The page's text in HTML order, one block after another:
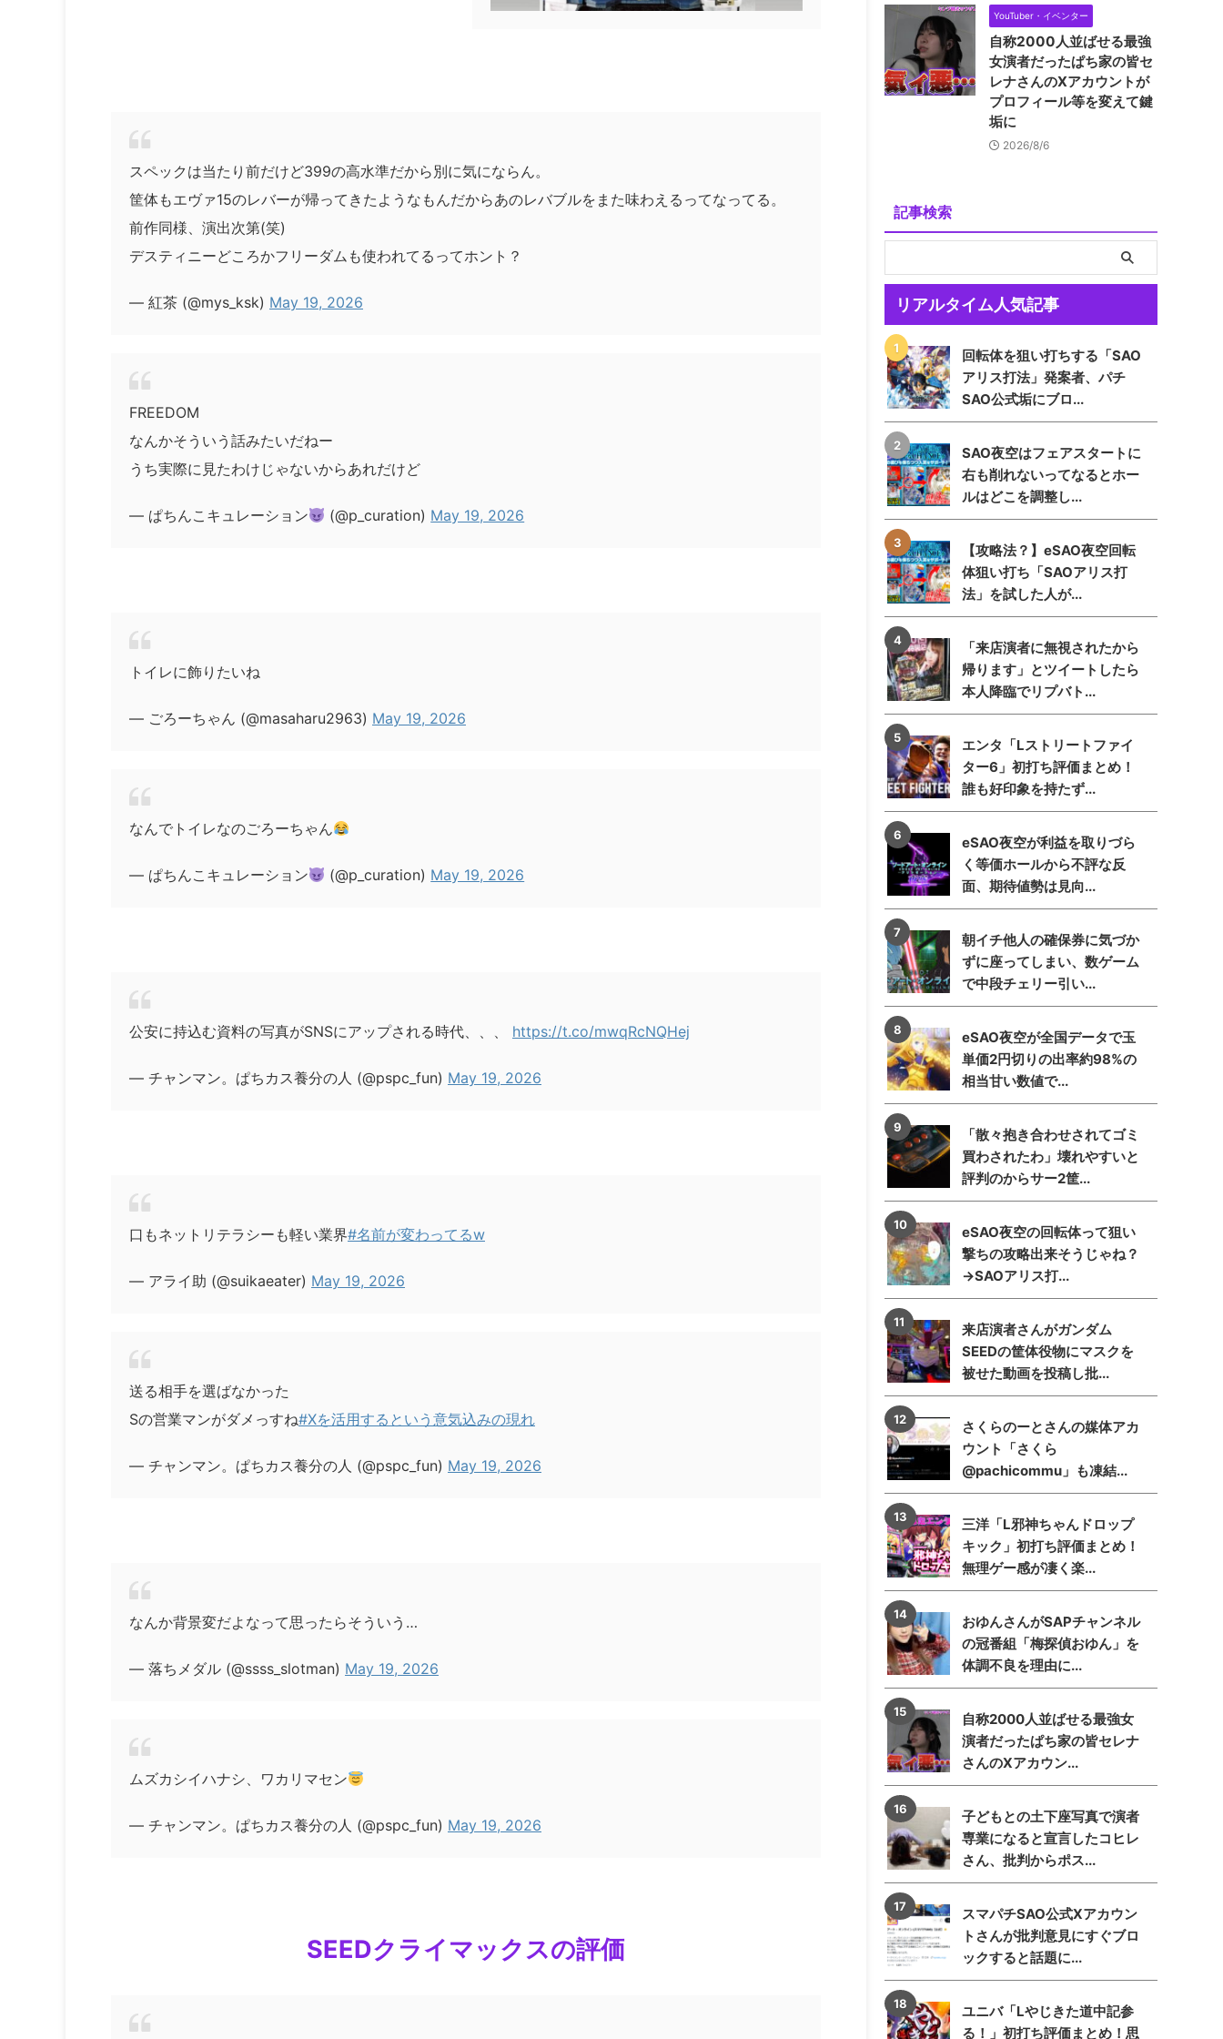
スペックは当たり前だけど399の高水準だから別に気にならん。
筐体もエヴァ15のレバーが帰ってきたようなもんだからあのレバブルをまた味わえるってなってる。
前作同様、演出次第(笑)
デスティニーどころかフリーダムも使われてるってホント？
— 紅茶 (@mys_ksk) May 19, 2026
FREEDOM
なんかそういう話みたいだねー
うち実際に見たわけじゃないからあれだけど
— ぱちんこキュレーション (@p_curation) May 19, 2026
トイレに飾りたいね
— ごろーちゃん (@masaharu2963) May 19, 2026
なんでトイレなのごろーちゃん
— ぱちんこキュレーション (@p_curation) May 19, 2026
公安に持込む資料の写真がSNSにアップされる時代、、、 https://t.co/mwqRcNQHej
— チャンマン。ぱちカス養分の人 (@pspc_fun) May 19, 2026
口もネットリテラシーも軽い業界#名前が変わってるw
— アライ助 (@suikaeater) May 19, 2026
送る相手を選ばなかった
Sの営業マンがダメっすね#Xを活用するという意気込みの現れ
— チャンマン。ぱちカス養分の人 (@pspc_fun) May 19, 2026
なんか背景変だよなって思ったらそういう…
— 落ちメダル (@ssss_slotman) May 19, 2026
ムズカシイハナシ、ワカリマセン
— チャンマン。ぱちカス養分の人 (@pspc_fun) May 19, 2026
SEEDクライマックスの評価
YouTuber・イベンター
自称2000人並ばせる最強
女演者だったぱち家の皆セ
レナさんのXアカウントが
プロフィール等を変えて鍵
垢に
2026/8/6
記事検索
リアルタイム人気記事
回転体を狙い打ちする「SAO
アリス打法」発案者、パチ
SAO公式垢にブロ...
SAO夜空はフェアスタートに
右も削れないってなるとホー
ルはどこを調整し...
【攻略法？】eSAO夜空回転
体狙い打ち「SAOアリス打
法」を試した人が...
「来店演者に無視されたから
帰ります」とツイートしたら
本人降臨でリプバト...
エンタ「Lストリートファイ
ター6」初打ち評価まとめ！
誰も好印象を持たず...
eSAO夜空が利益を取りづら
く等価ホールから不評な反
面、期待値勢は見向...
朝イチ他人の確保券に気づか
ずに座ってしまい、数ゲーム
で中段チェリー引い...
eSAO夜空が全国データで玉
単価2円切りの出率約98%の
相当甘い数値で...
「散々抱き合わせされてゴミ
買わされたわ」壊れやすいと
評判のからサー2筐...
eSAO夜空の回転体って狙い
撃ちの攻略出来そうじゃね？
→SAOアリス打...
来店演者さんがガンダム
SEEDの筐体役物にマスクを
被せた動画を投稿し批...
さくらのーとさんの媒体アカ
ウント「さくら
@pachicommu」も凍結...
三洋「L邪神ちゃんドロップ
キック」初打ち評価まとめ！
無理ゲー感が凄く楽...
おゆんさんがSAPチャンネル
の冠番組「梅探偵おゆん」を
体調不良を理由に...
自称2000人並ばせる最強女
演者だったぱち家の皆セレナ
さんのXアカウン...
子どもとの土下座写真で演者
専業になると宣言したコヒレ
さん、批判からポス...
スマパチSAO公式Xアカウン
トさんが批判意見にすぐブロ
ックすると話題に...
ユニバ「Lやじきた道中記参
る！」初打ち評価まとめ！思